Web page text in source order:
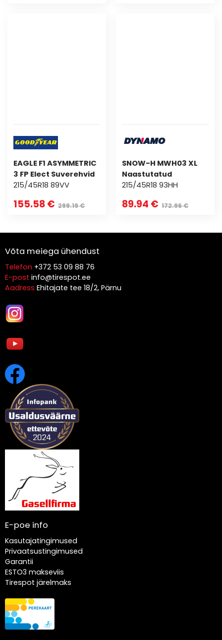
EAGLE F1 ASYMMETRIC
3 FP Elect Suverehvid
215/45R18 89VV
155.58 € 299.19 €
SNOW-H MWH03 XL
Naastutatud
215/45R18 93HH
89.94 € 172.96 €
Võta meiega ühendust
Telefon +372 53 09 88 76
E-post info@tirespot.ee
Aadress Ehitajate tee 18/2, Pärnu
E-poe info
Kasutajatingimused
Privaatsustingimused
Garantii
ESTO3 makseviis
Tirespot järelmaks